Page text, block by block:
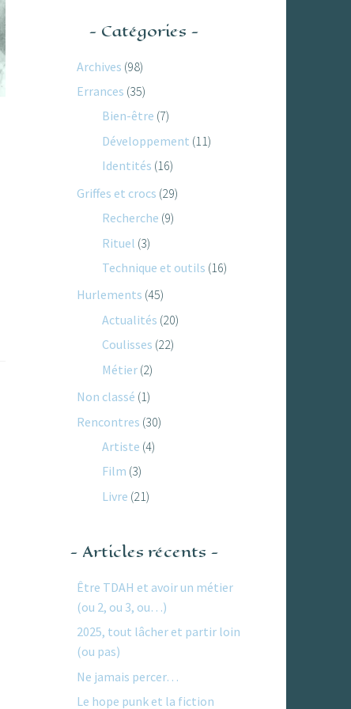
Catégories
Archives (98)
Errances (35)
Bien-être (7)
Développement (11)
Identités (16)
Griffes et crocs (29)
Recherche (9)
Rituel (3)
Technique et outils (16)
Hurlements (45)
Actualités (20)
Coulisses (22)
Métier (2)
Non classé (1)
Rencontres (30)
Artiste (4)
Film (3)
Livre (21)
Articles récents
Être TDAH et avoir un métier
(ou 2, ou 3, ou…)
2025, tout lâcher et partir loin
(ou pas)
Ne jamais percer…
Le hope punk et la fiction